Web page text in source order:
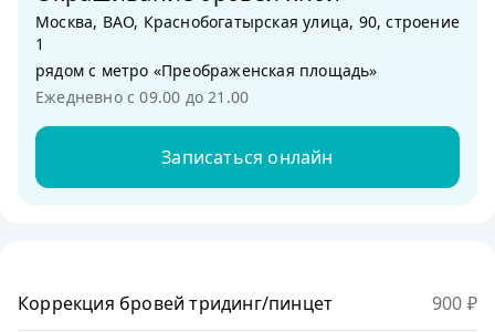
Москва, ВАО, Краснобогатырская улица, 90, строение
1
рядом с метро «Преображенская площадь»
Ежедневно с 09.00 до 21.00
Записаться онлайн
Коррекция бровей тридинг/пинцет 900 ₽